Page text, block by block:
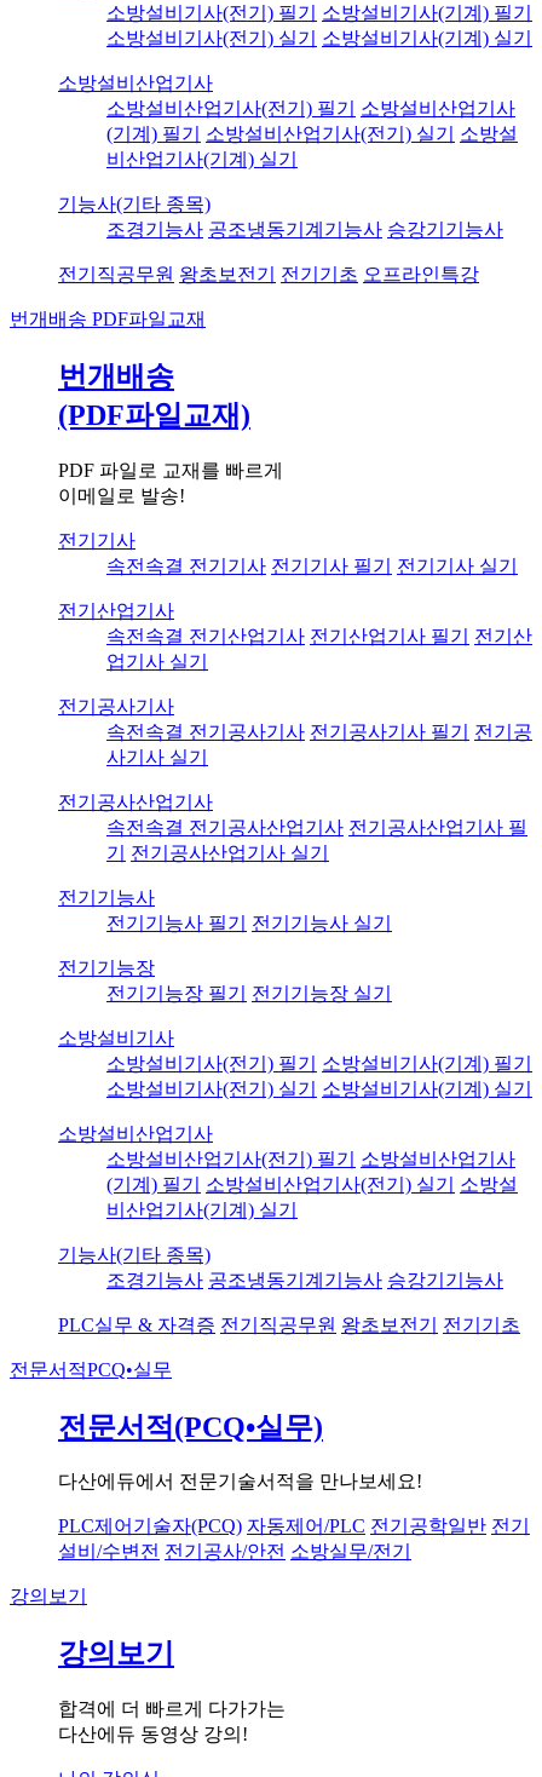
소방설비기사(전기) 필기
소방설비기사(기계) 필기
소방설비기사(전기) 실기
소방설비기사(기계) 실기
소방설비산업기사
소방설비산업기사(전기) 필기
소방설비산업기사
(기계) 필기
소방설비산업기사(전기) 실기
소방설
비산업기사(기계) 실기
기능사(기타 종목)
조경기능사 공조냉동기계기능사 승강기기능사
전기직공무원 왕초보전기 전기기초 오프라인특강
번개배송 PDF파일교재
번개배송
(PDF파일교재)
PDF 파일로 교재를 빠르게
이메일로 발송!
전기기사
속전속결 전기기사 전기기사 필기 전기기사 실기
전기산업기사
속전속결 전기산업기사 전기산업기사 필기
전기산
업기사 실기
전기공사기사
속전속결 전기공사기사 전기공사기사 필기
전기공
사기사 실기
전기공사산업기사
속전속결 전기공사산업기사 전기공사산업기사 필
기
전기공사산업기사 실기
전기기능사
전기기능사 필기
전기기능사 실기
전기기능장
전기기능장 필기
전기기능장 실기
소방설비기사
소방설비기사(전기) 필기
소방설비기사(기계) 필기
소방설비기사(전기) 실기
소방설비기사(기계) 실기
소방설비산업기사
소방설비산업기사(전기) 필기
소방설비산업기사
(기계) 필기
소방설비산업기사(전기) 실기
소방설
비산업기사(기계) 실기
기능사(기타 종목)
조경기능사 공조냉동기계기능사 승강기기능사
PLC실무 & 자격증 전기직공무원 왕초보전기 전기기초
전문서적PCQ•실무
전문서적(PCQ•실무)
다산에듀에서 전문기술서적을 만나보세요!
PLC제어기술자(PCQ) 자동제어/PLC 전기공학일반 전기
설비/수변전 전기공사/안전 소방실무/전기
강의보기
강의보기
합격에 더 빠르게 다가가는
다산에듀 동영상 강의!